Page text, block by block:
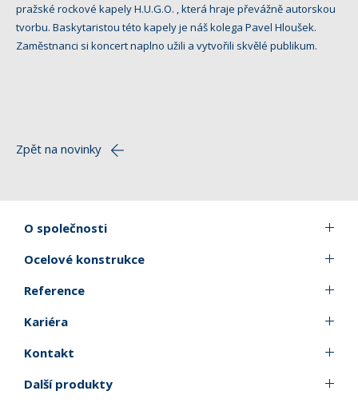
pražské rockové kapely H.U.G.O. , která hraje převážně autorskou
tvorbu. Baskytaristou této kapely je náš kolega Pavel Hloušek.
Zaměstnanci si koncert naplno užili a vytvořili skvělé publikum.
Zpět na novinky
O společnosti
Ocelové konstrukce
Reference
Kariéra
Kontakt
Další produkty